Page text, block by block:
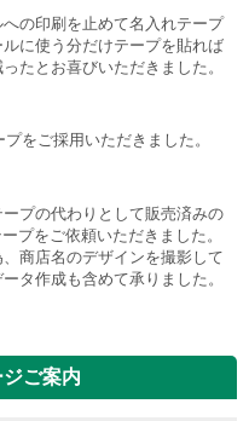
の印刷を止めて名入れテープ
に使う分だけテープを貼れば
たとお喜びいただきました。
をご採用いただきました。
プの代わりとして販売済みの
プをご依頼いただきました。
商店名のデザインを撮影して
タ作成も含めて承りました。
ご案内